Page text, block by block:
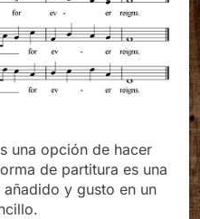
una opción de hacer
de partitura es una
y gusto en un